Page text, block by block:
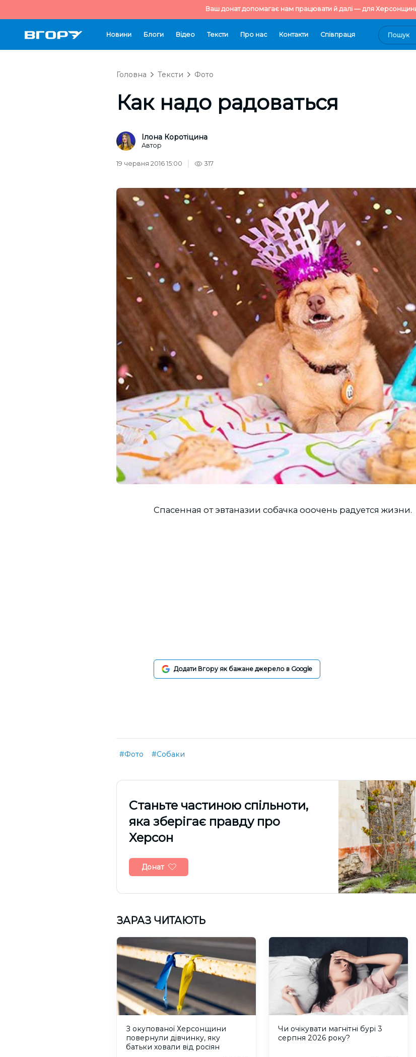
Ваш донат допомагає нам працювати й далі — для Херсонщини
Новини Блоги Відео Тексти Про нас Контакти Cпівпраця
Головна Тексти Фото
Как надо радоваться
Ілона Коротіцина
Автор
19 червня 2016 15:00 317
Спасенная от эвтаназии собачка ооочень радуется жизни.
Додати Вгору як бажане джерело в Google
#Фото #Собаки
Cтаньте частиною спільноти,
яка зберігає правду про
Херсон
Донат
ЗАРАЗ ЧИТАЮТЬ
З окупованої Херсонщини
повернули дівчинку, яку
батьки ховали від росіян
Чи очікувати магнітні бурі 3
серпня 2026 року?